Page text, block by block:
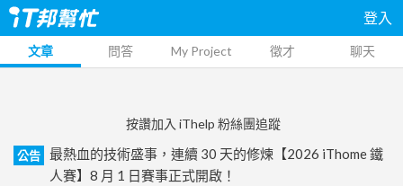
登入
文章 問答 My Project 徵才 聊天
按讚加入 iThelp 粉絲團追蹤
公告
最熱血的技術盛事，連續 30 天的修煉【2026 iThome 鐵
人賽】8 月 1 日賽事正式開啟！